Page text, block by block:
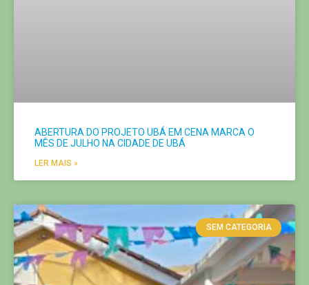
ABERTURA DO PROJETO UBÁ EM CENA MARCA O
MÊS DE JULHO NA CIDADE DE UBÁ
LER MAIS »
SEM CATEGORIA